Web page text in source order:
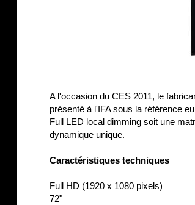
A l'occasion du CES 2011, le
présenté à l'IFA sous la référence
Full LED local dimming soit une
dynamique unique.
Caractéristiques techniques
Full HD (1920 x 1080 pixels)
72"